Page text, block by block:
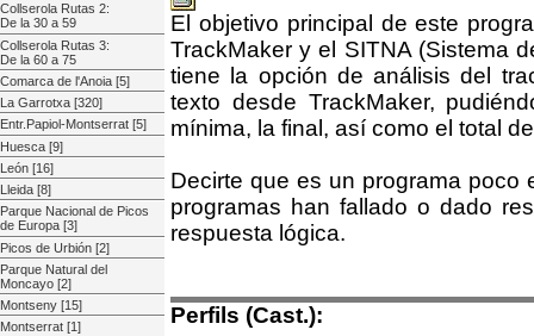
Collserola Rutas 2:
De la 30 a 59
Collserola Rutas 3:
De la 60 a 75
Comarca de l'Anoia [5]
La Garrotxa [320]
Entr.Papiol-Montserrat [5]
Huesca [9]
León [16]
Lleida [8]
Parque Nacional de Picos
de Europa [3]
Picos de Urbión [2]
Parque Natural del
Moncayo [2]
Montseny [15]
Montserrat [1]
El objetivo principal de este
TrackMaker y el SITNA (Sistema
tiene la opción de análisis del
texto desde TrackMaker,
mínima, la final, así como el total
Decirte que es un programa poco
programas han fallado o dado
respuesta lógica.
Perfils (Cast.):